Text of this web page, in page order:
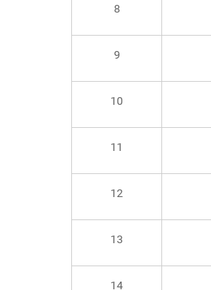
8
9
10
11
12
13
14